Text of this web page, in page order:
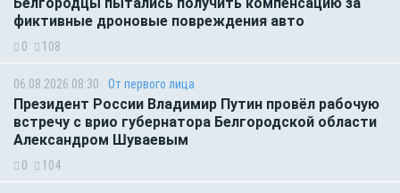
фиктивные дроновые повреждения авто
0 108
06.08.2026 08:30 От первого лица
Президент России Владимир Путин провёл рабочую
встречу с врио губернатора Белгородской области
Александром Шуваевым
0 104